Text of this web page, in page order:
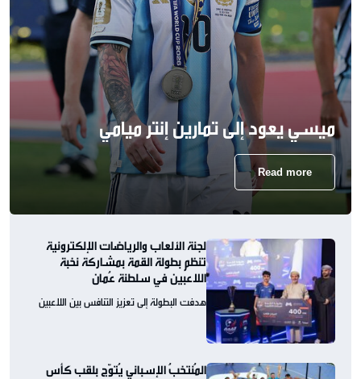
ميسي يعود إلى تمارين إنتر ميامي
Read more
لجنة الألعاب والرياضات الإلكترونية
تنظم بطولة القمة بمشاركة نخبة
اللاعبين في سلطنة عُمان
هدفت البطولة إلى تعزيز التنافس بين اللاعبين
المُنتخبُ الإسباني يُتوّج بلقب كأس